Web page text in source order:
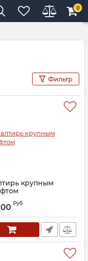
0
Фильтр
крупным
29930
Руб